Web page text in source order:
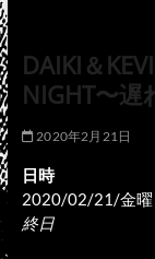
DAIKI＆
NIGHT〜
2020年2月21日
日時
2020/02/21/金曜
終日